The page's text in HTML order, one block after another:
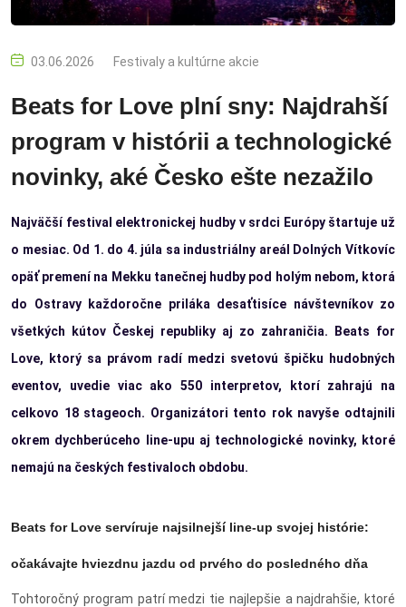
03.06.2026 Festivaly a kultúrne akcie
Beats for Love plní sny: Najdrahší
program v histórii a technologické
novinky, aké Česko ešte nezažilo
Najväčší festival elektronickej hudby v srdci Európy štartuje už
o mesiac. Od 1. do 4. júla sa industriálny areál Dolných Vítkovíc
opäť premení na Mekku tanečnej hudby pod holým nebom, ktorá
do Ostravy každoročne priláka desaťtisíce návštevníkov zo
všetkých kútov Českej republiky aj zo zahraničia. Beats for
Love, ktorý sa právom radí medzi svetovú špičku hudobných
eventov, uvedie viac ako 550 interpretov, ktorí zahrajú na
celkovo 18 stageoch. Organizátori tento rok navyše odtajnili
okrem dychberúceho line-upu aj technologické novinky, ktoré
nemajú na českých festivaloch obdobu.
Beats for Love servíruje najsilnejší line-up svojej histórie:
očakávajte hviezdnu jazdu od prvého do posledného dňa
Tohtoročný program patrí medzi tie najlepšie a najdrahšie, ktoré